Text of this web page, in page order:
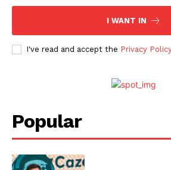
I WANT IN
I've read and accept the Privacy Policy
Popular